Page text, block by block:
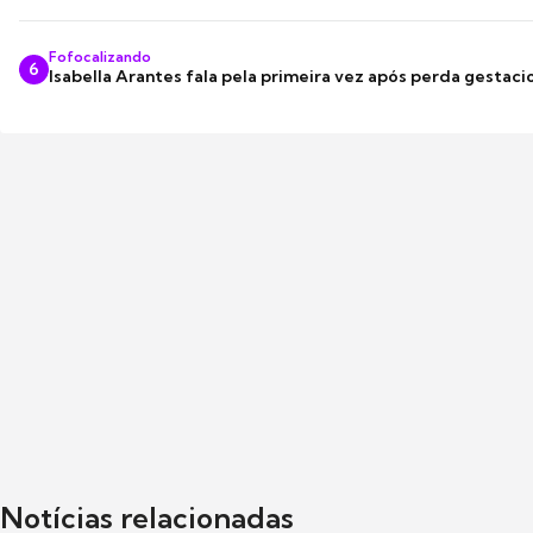
6
Fofocalizando
Isabella Arantes fala pela primeira vez após perda
Notícias relacionadas